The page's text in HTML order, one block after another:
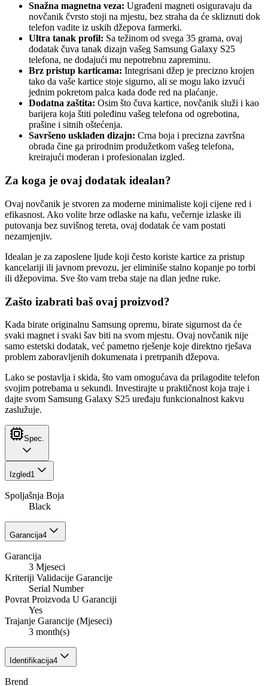
Snažna magnetna veza: Ugrađeni magneti osiguravaju da
novčanik čvrsto stoji na mjestu, bez straha da će skliznuti dok
telefon vadite iz uskih džepova farmerki.
Ultra tanak profil: Sa težinom od svega 35 grama, ovaj
dodatak čuva tanak dizajn vašeg Samsung Galaxy S25
telefona, ne dodajući mu nepotrebnu zapreminu.
Brz pristup karticama: Integrisani džep je precizno krojen
tako da vaše kartice stoje sigurno, ali se mogu lako izvući
jednim pokretom palca kada dođe red na plaćanje.
Dodatna zaštita: Osim što čuva kartice, novčanik služi i kao
barijera koja štiti poleđinu vašeg telefona od ogrebotina,
prašine i sitnih oštećenja.
Savršeno usklađen dizajn: Crna boja i precizna završna
obrada čine ga prirodnim produžetkom vašeg telefona,
kreirajući moderan i profesionalan izgled.
Za koga je ovaj dodatak idealan?
Ovaj novčanik je stvoren za moderne minimaliste koji cijene red i
efikasnost. Ako volite brze odlaske na kafu, večernje izlaske ili
putovanja bez suvišnog tereta, ovaj dodatak će vam postati
nezamjenjiv.
Idealan je za zaposlene ljude koji često koriste kartice za pristup
kancelariji ili javnom prevozu, jer eliminiše stalno kopanje po torbi
ili džepovima. Sve što vam treba staje na dlan jedne ruke.
Zašto izabrati baš ovaj proizvod?
Kada birate originalnu Samsung opremu, birate sigurnost da će
svaki magnet i svaki šav biti na svom mjestu. Ovaj novčanik nije
samo estetski dodatak, već pametno rješenje koje direktno rješava
problem zaboravljenih dokumenata i pretrpanih džepova.
Lako se postavlja i skida, što vam omogućava da prilagodite telefon
svojim potrebama u sekundi. Investirajte u praktičnost koja traje i
dajte svom Samsung Galaxy S25 uređaju funkcionalnost kakvu
zaslužuje.
Spec.
Izgled1
Spoljašnja Boja
Black
Garancija4
Garancija
3 Mjeseci
Kriteriji Validacije Garancije
Serial Number
Povrat Proizvoda U Garanciji
Yes
Trajanje Garancije (Mjeseci)
3 month(s)
Identifikacija4
Brend